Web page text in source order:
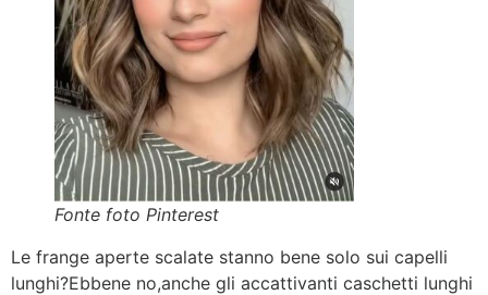
Fonte foto Pinterest
Le frange aperte scalate stanno bene solo sui capelli
lunghi?Ebbene no,anche gli accattivanti caschetti lunghi